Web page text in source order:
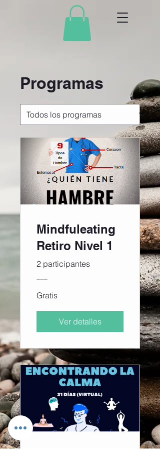
Programas
Mindfuleating
Retiro Nivel 1
2 participantes
Gratis
Ver detalles